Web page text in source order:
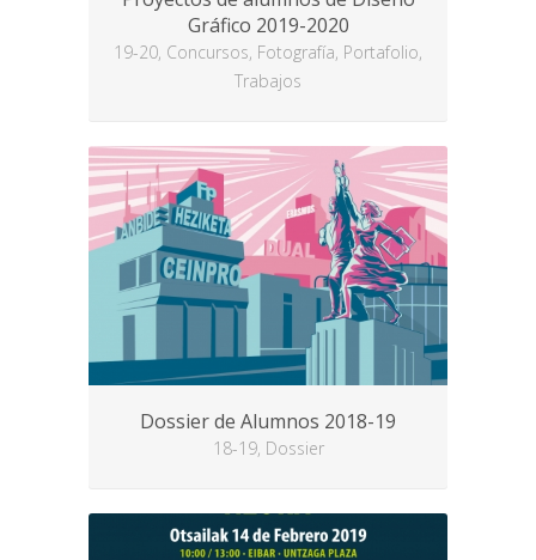
Gráfico 2019-2020
19-20, Concursos, Fotografía, Portafolio,
Trabajos
Dossier de Alumnos 2018-19
18-19, Dossier